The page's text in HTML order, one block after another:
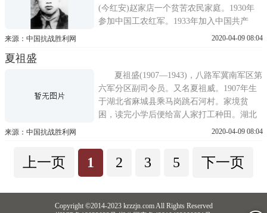
(今红安)赵家店一个贫苦农民家庭。1930年
参加中国工农红军。1933年加入中国共产
党。1934年参加长征。到达陕北后，入抗日
开赴太行，转战华北，开展游击战争。1939
年9月，调任冀南军区
来源：中国抗战胜利网 2020-04-09 08:04
夏祖盛
夏祖盛(1907—1943)，八路军冀南军区第
六军分区副司令员。又名夏祖威。1907年生
于湖北省麻城县乘马岗跳石河村。家境贫
困，读完小学后便给富人家打工种田。湖北
黄麻起义后，夏祖盛于1930年参加中国工农
编入红军第十二师，参加过四次反围剿的战
斗。后随四方面军爬雪山、过草地，历经千
来源：中国抗战胜利网 2020-04-09 08:04
上一页 1 2 3 5 下一页
Copyright ©2014-2023 krzzjn.com All Rights Reserved